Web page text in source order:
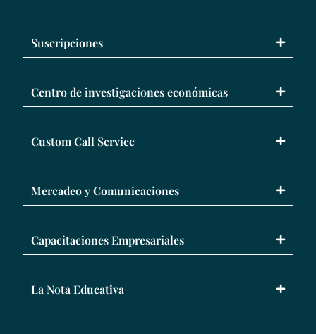
Suscripciones
Centro de investigaciones económicas
Custom Call Service
Mercadeo y Comunicaciones
Capacitaciones Empresariales
La Nota Educativa